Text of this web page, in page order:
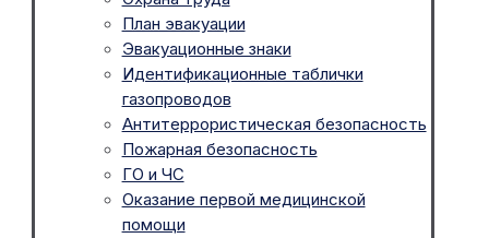
План эвакуации
Эвакуационные знаки
Идентификационные таблички
газопроводов
Антитеррористическая безопасность
Пожарная безопасность
ГО и ЧС
Оказание первой медицинской
помощи